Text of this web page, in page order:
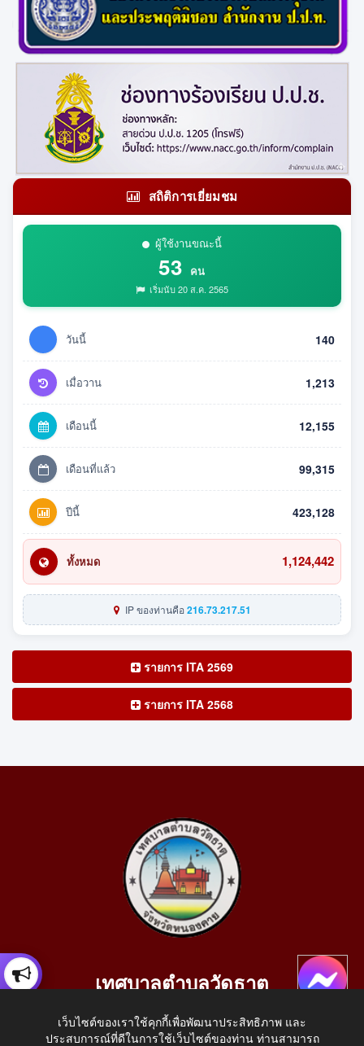
สถิติการเยี่ยมชม
ผู้ใช้งานขณะนี้
53 คน
เริ่มนับ 20 ส.ค. 2565
วันนี้ 140
เมื่อวาน 1,213
เดือนนี้ 12,155
เดือนที่แล้ว 99,315
ปีนี้ 423,128
ทั้งหมด 1,124,442
IP ของท่านคือ216.73.217.51
รายการ ITA 2569
รายการ ITA 2568
เทศบาลตำบลวัดธาตุ
อ.เมือง จ.หนองคาย 43000
เว็บไซต์ของเราใช้คุกกี้เพื่อพัฒนาประสิทธิภาพ และ
ประสบการณ์ที่ดีในการใช้เว็บไซต์ของท่าน ท่านสามารถ